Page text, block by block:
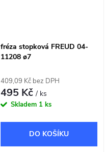
fréza stopková FREUD 04-
11208 ø7
409,09 Kč bez DPH
495 Kč/ ks
Skladem 1 ks
DO KOŠÍKU